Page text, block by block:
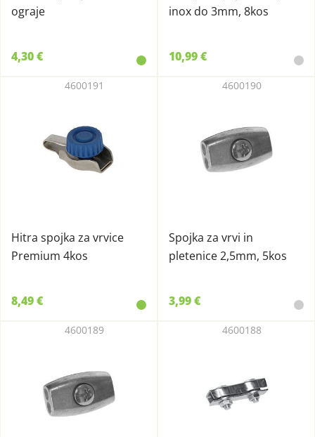
ograje
4,30 €
inox do 3mm, 8kos
10,99 €
Hitra spojka za vrvice
Premium 4kos
4600191
8,49 €
Spojka za vrvi in
pletenice 2,5mm, 5kos
4600190
3,99 €
4600189 4600188